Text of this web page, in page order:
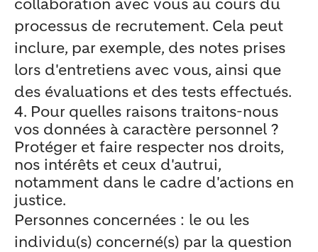
collaboration avec vous au cours du
processus de recrutement. Cela peut
inclure, par exemple, des notes prises
lors d'entretiens avec vous, ainsi que
des évaluations et des tests effectués.
4. Pour quelles raisons traitons-nous
vos données à caractère personnel ?
Protéger et faire respecter nos droits,
nos intérêts et ceux d'autrui,
notamment dans le cadre d'actions en
justice.
Personnes concernées : le ou les
individu(s) concerné(s) par la question